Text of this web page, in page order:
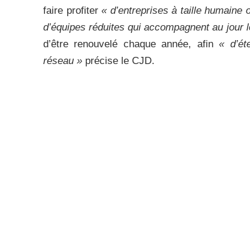
faire profiter « d’entreprises à taille humaine
d’équipes réduites qui accompagnent au jour
d’être renouvelé chaque année, afin«
réseau » précise le CJD.